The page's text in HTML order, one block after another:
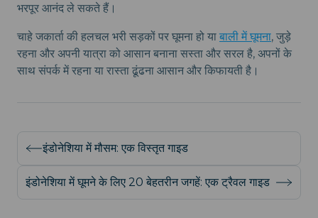
भरपूर आनंद ले सकते हैं।
चाहे जकार्ता की हलचल भरी सड़कों पर घूमना हो या बाली में घूमना, जुड़े
रहना और अपनी यात्रा को आसान बनाना सस्ता और सरल है, अपनों के
साथ संपर्क में रहना या रास्ता ढूंढना आसान और किफायती है।
इंडोनेशिया में मौसम: एक विस्तृत गाइड
इंडोनेशिया में घूमने के लिए 20 बेहतरीन जगहें: एक ट्रैवल गाइड